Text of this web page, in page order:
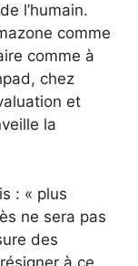
l’humain.
comme
comme à
chez
et
la
: « plus
ne sera pas
des
à ce